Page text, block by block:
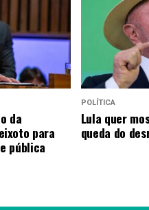
da
para
pública
POLÍTICA
Lula quer
queda do